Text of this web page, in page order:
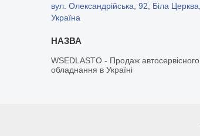
вул. Олександрійська, 92, Біла Церква,
Україна
WSEDLASTO - Продаж автосервісного
обладнання в Україні